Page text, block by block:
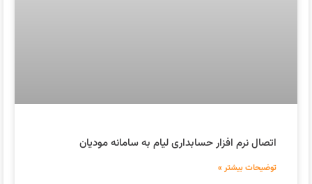
اتصال نرم افزار حسابداری لیام به سامانه مودیان
توضیحات بیشتر »